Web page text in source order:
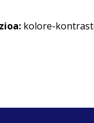
kolore-